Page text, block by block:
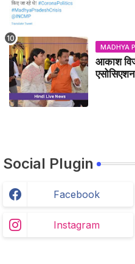
MADHYA
आकाश
Social Plugin
Facebook
Instagram